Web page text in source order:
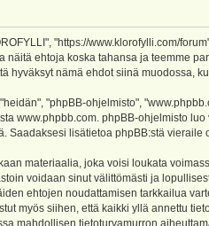
"https://www.klorofylli.com/
ehtoja koska tahansa ja teemme
hyväksyt nämä ehdot siinä muodossa,
"phpBB-ohjelmisto",
www.phpbb.com. phpBB-ohjelmisto
Saadaksesi lisätietoa phpBB:stä vieraile
materiaalia, joka voisi loukata
voidaan sinut välittömästi ja
ehtojen noudattamisen tarkkailua
myös siihen, että kaikki yllä annettu
mahdollisen tietoturvamurron